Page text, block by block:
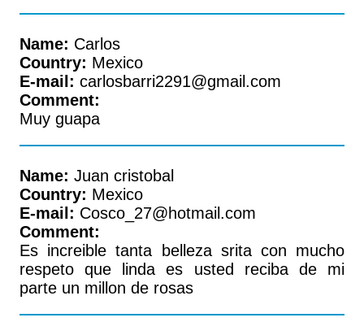
Name: Carlos
Country: Mexico
E-mail: carlosbarri2291@gmail.com
Comment:
Muy guapa
Name: Juan cristobal
Country: Mexico
E-mail: Cosco_27@hotmail.com
Comment:
Es increible tanta belleza srita con mucho
respeto que linda es usted reciba de mi
parte un millon de rosas